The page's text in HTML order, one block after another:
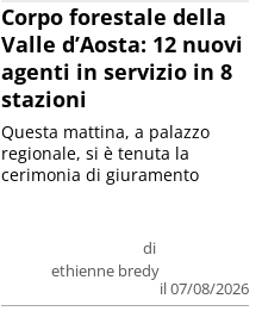
Corpo forestale della
Valle d’Aosta: 12 nuovi
agenti in servizio in 8
stazioni
di
ethienne bredy
il 07/08/2026
Questa mattina, a palazzo
regionale, si è tenuta la
cerimonia di giuramento